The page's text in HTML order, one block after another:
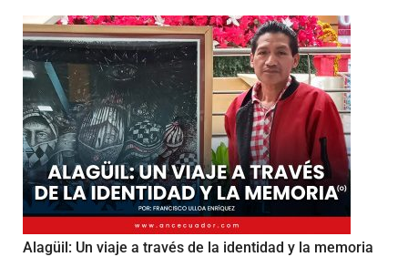
Alagüil: Un viaje a través de la identidad y la memoria